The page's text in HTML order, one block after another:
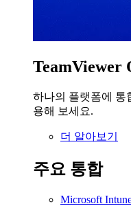
TeamViewer
하나의 플랫폼에 통
용해 보세요.
더 알아보기
주요 통합
Microsoft